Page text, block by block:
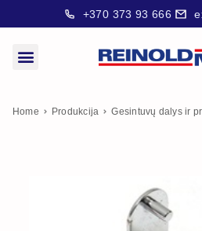
+370 373 93 666
Home Produkcija Gesintuvų dalys ir